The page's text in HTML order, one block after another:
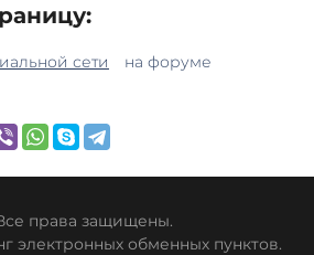
сети
на форуме
права защищены.
электронных обменных пунктов.